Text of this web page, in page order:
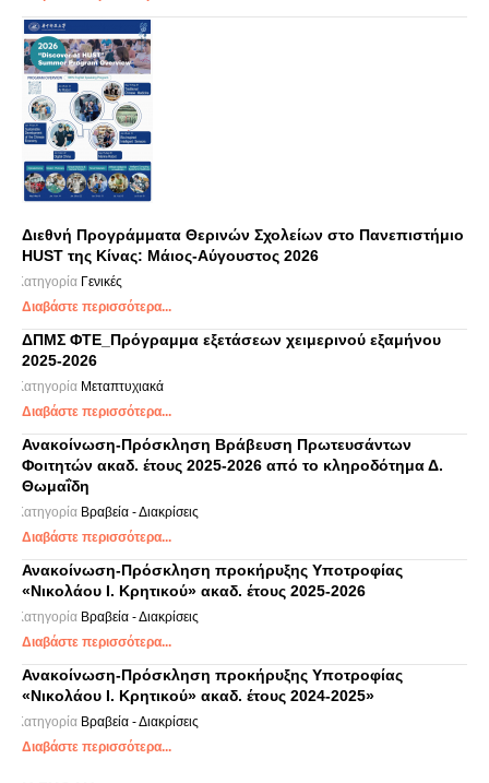
Διεθνή Προγράμματα Θερινών Σχολείων στο Πανεπιστήμιο
HUST της Κίνας: Μάιος-Αύγουστος 2026
Κατηγορία Γενικές
Διαβάστε περισσότερα...
ΔΠΜΣ ΦΤΕ_Πρόγραμμα εξετάσεων χειμερινού εξαμήνου
2025-2026
Κατηγορία Μεταπτυχιακά
Διαβάστε περισσότερα...
Ανακοίνωση-Πρόσκληση Βράβευση Πρωτευσάντων
Φοιτητών ακαδ. έτους 2025-2026 από το κληροδότημα Δ.
Θωμαΐδη
Κατηγορία Βραβεία - Διακρίσεις
Διαβάστε περισσότερα...
Ανακοίνωση-Πρόσκληση προκήρυξης Υποτροφίας
«Νικολάου Ι. Κρητικού» ακαδ. έτους 2025-2026
Κατηγορία Βραβεία - Διακρίσεις
Διαβάστε περισσότερα...
Ανακοίνωση-Πρόσκληση προκήρυξης Υποτροφίας
«Νικολάου Ι. Κρητικού» ακαδ. έτους 2024-2025»
Κατηγορία Βραβεία - Διακρίσεις
Διαβάστε περισσότερα...